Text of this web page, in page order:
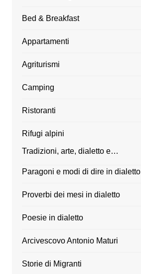
Bed & Breakfast
Appartamenti
Agriturismi
Camping
Ristoranti
Rifugi alpini
Tradizioni, arte, dialetto e…
Paragoni e modi di dire in dialetto
Proverbi dei mesi in dialetto
Poesie in dialetto
Arcivescovo Antonio Maturi
Storie di Migranti